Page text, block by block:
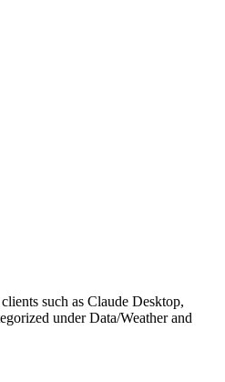
such as Claude Desktop,
under Data/Weather and